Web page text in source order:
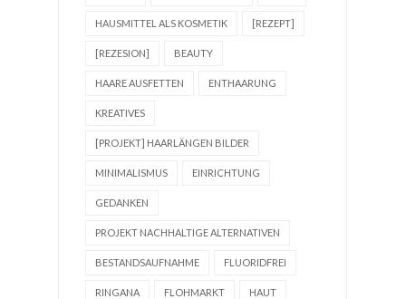
HAUSMITTEL ALS KOSMETIK [REZEPT]
[REZESION] BEAUTY
HAARE AUSFETTEN ENTHAARUNG
KREATIVES
[PROJEKT] HAARLÄNGEN BILDER
MINIMALISMUS EINRICHTUNG
GEDANKEN
PROJEKT NACHHALTIGE ALTERNATIVEN
BESTANDSAUFNAHME FLUORIDFREI
RINGANA FLOHMARKT HAUT